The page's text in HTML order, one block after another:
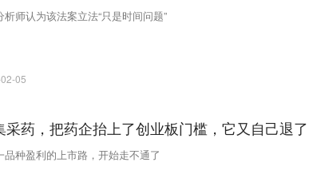
析师认为该法案立法“只是时间问题”
05
采药，把药企抬上了创业板门槛，它又自己退了
品种盈利的上市路，开始走不通了